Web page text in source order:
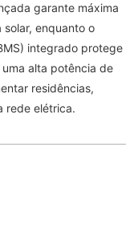
garante máxima
enquanto o
integrado protege
alta potência de
residências,
rede elétrica.